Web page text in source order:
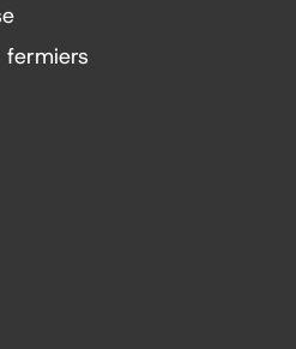
fermiers